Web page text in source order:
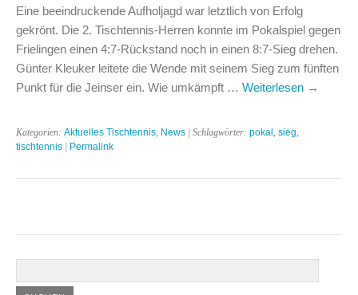
Eine beeindruckende Aufholjagd war letztlich von Erfolg
gekrönt. Die 2. Tischtennis-Herren konnte im Pokalspiel gegen
Frielingen einen 4:7-Rückstand noch in einen 8:7-Sieg drehen.
Günter Kleuker leitete die Wende mit seinem Sieg zum fünften
Punkt für die Jeinser ein. Wie umkämpft … Weiterlesen →
Kategorien: Aktuelles Tischtennis News | Schlagwörter: pokal sieg
tischtennis | Permalink